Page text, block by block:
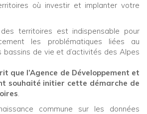
où investir et implanter votre
territoires est indispensable pour
les problématiques liées au
bassins de vie et d’activités des Alpes
que l’Agence de Développement et
souhaité initier cette démarche de
.
commune sur les données